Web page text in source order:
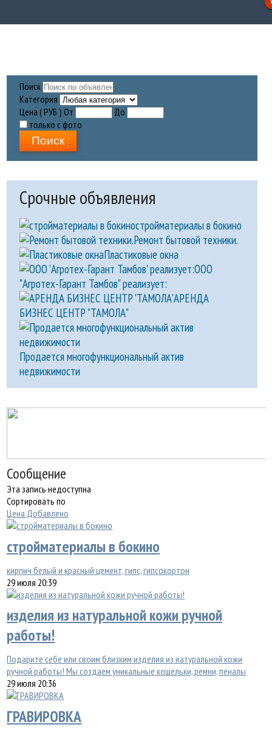
Поиск
Категория
Цена ( РУБ ) От
До
только с фото
Поиск
Срочные объявления
стройматериалы в бокино
Ремонт бытовой техники.
Пластиковые окна
ООО
"Агротех-Гарант Тамбов" реализует:
АРЕНДА
БИЗНЕС ЦЕНТР "ТАМОЛА"
Продается многофункциональный актив
недвижимости
Сообщение
Эта запись недоступна
Сортировать по
Цена Добавлено
стройматериалы в бокино
кирпич белый и красный цемент, гипс, гипсокортон
29 июля 20:39
изделия из натуральной кожи ручной
работы!
Подарите себе или своим близким изделия из натуральной кожи
ручной работы! Мы создаем уникальные кошельки, ремни, пеналы
29 июля 20:36
ГРАВИРОВКА